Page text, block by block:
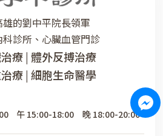
雄的劉中平院長領軍
診所、心臟血管門診
療 | 體外反搏治療
療 | 細胞生命醫學
午 15:00-18:00 晚 18:00-20:00